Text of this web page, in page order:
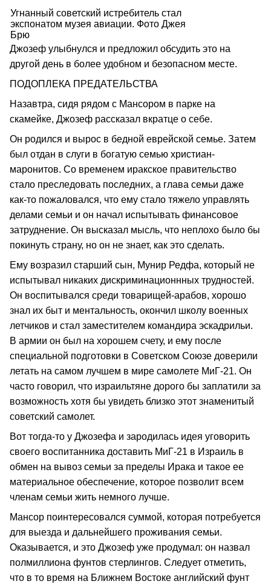
Угнанный советский истребитель стал
экспонатом музея авиации. Фото Джея
Брю
Джозеф улыбнулся и предложил обсудить это на
другой день в более удобном и безопасном месте.
ПОДОПЛЕКА ПРЕДАТЕЛЬСТВА
Назавтра, сидя рядом с Мансором в парке на
скамейке, Джозеф рассказал вкратце о себе.
Он родился и вырос в бедной еврейской семье. Затем
был отдан в слуги в богатую семью христиан-
маронитов. Со временем иракское правительство
стало преследовать последних, а глава семьи даже
как-то пожаловался, что ему стало тяжело управлять
делами семьи и он начал испытывать финансовое
затруднение. Он высказал мысль, что неплохо было бы
покинуть страну, но он не знает, как это сделать.
Ему возразил старший сын, Мунир Редфа, который не
испытывал никаких дискриминационнных трудностей.
Он воспитывался среди товарищей-арабов, хорошо
знал их быт и ментальность, окончил школу военных
летчиков и стал заместителем командира эскадрильи.
В армии он был на хорошем счету, и ему после
специальной подготовки в Советском Союзе доверили
летать на самом лучшем в мире самолете МиГ-21. Он
часто говорил, что израильтяне дорого бы заплатили за
возможность хотя бы увидеть близко этот знаменитый
советский самолет.
Вот тогда-то у Джозефа и зародилась идея уговорить
своего воспитанника доставить МиГ-21 в Израиль в
обмен на вывоз семьи за пределы Ирака и такое ее
материальное обеспечение, которое позволит всем
членам семьи жить немного лучше.
Мансор поинтересовался суммой, которая потребуется
для выезда и дальнейшего проживания семьи.
Оказывается, и это Джозеф уже продумал: он назвал
полмиллиона фунтов стерлингов. Следует отметить,
что в то время на Ближнем Востоке английский фунт